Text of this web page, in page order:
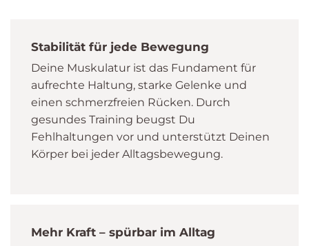
Stabilität für jede Bewegung
Deine Muskulatur ist das Fundament für
aufrechte Haltung, starke Gelenke und
einen schmerzfreien Rücken. Durch
gesundes Training beugst Du
Fehlhaltungen vor und unterstützt Deinen
Körper bei jeder Alltagsbewegung.
Mehr Kraft – spürbar im Alltag